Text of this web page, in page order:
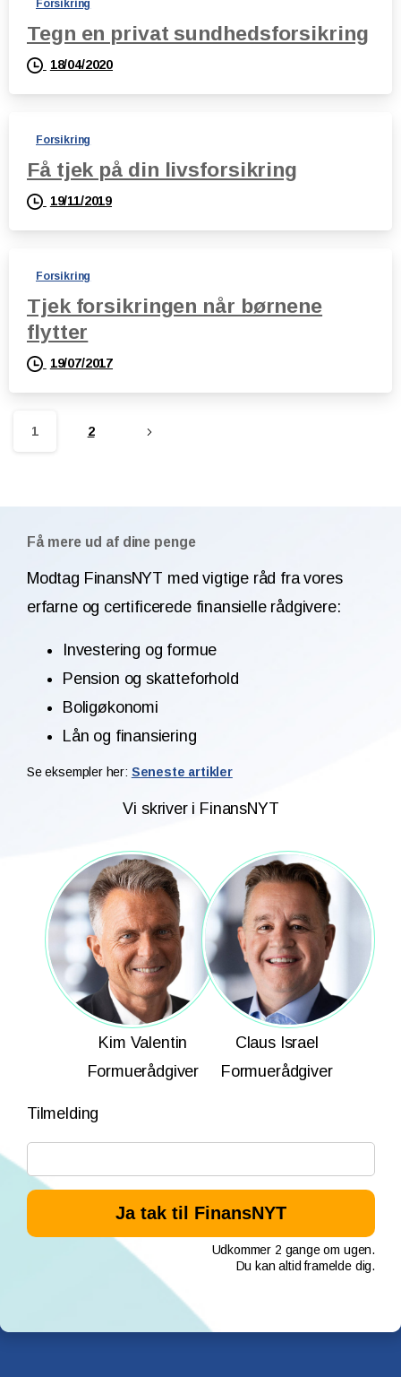
Forsikring
Tegn en privat sundhedsforsikring
18/04/2020
Forsikring
Få tjek på din livsforsikring
19/11/2019
Forsikring
Tjek forsikringen når børnene
flytter
19/07/2017
1 2
Få mere ud af dine penge
Modtag FinansNYT med vigtige råd fra vores
erfarne og certificerede finansielle rådgivere:
Investering og formue
Pension og skatteforhold
Boligøkonomi
Lån og finansiering
Se eksempler her: Seneste artikler
Vi skriver i FinansNYT
Kim Valentin
Formuerådgiver
Claus Israel
Formuerådgiver
Tilmelding
Udkommer 2 gange om ugen.
Du kan altid framelde dig.